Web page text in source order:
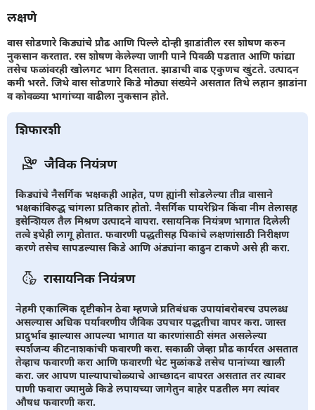
लक्षणे
वास सोडणारे किड्यांचे प्रौढ आणि पिल्ले दोन्ही झाडांतील रस शोषण करुन
नुकसान करतात. रस शोषण केलेल्या जागी पाने पिवळी पडतात आणि फांद्या
तसेच फळांवरही खोलगट भाग दिसतात. झाडाची वाढ एकुणच खुंटते. उत्पादन
कमी भरते. जिथे वास सोडणारे किडे मोठ्या संख्येने असतात तिथे लहान झाडांना
व कोवळ्या भागांच्या वाढीला नुकसान होते.
शिफारशी
जैविक नियंत्रण
किड्यांचे नैसर्गिक भक्षकही आहेत, पण ह्यांनी सोडलेल्या तीव्र वासाने
भक्षकांविरुद्ध चांगला प्रतिकार होतो. नैसर्गिक पायरेथ्रिन किंवा नीम तेलासह
इसेन्शियल तैल मिश्रण उत्पादने वापरा. रसायनिक नियंत्रण भागात दिलेली
तत्वे इथेही लागू होतात. फवारणी पद्धतीसह पिकांचे लक्षणांसाठी निरीक्षण
करणे तसेच सापडल्यास किडे आणि अंड्यांना काढुन टाकणे असे ही करा.
रासायनिक नियंत्रण
नेहमी एकात्मिक दृष्टीकोन ठेवा म्हणजे प्रतिबंधक उपायांबरोबरच उपलब्ध
असल्यास अधिक पर्यावरणीय जैविक उपचार पद्धतीचा वापर करा. जास्त
प्रादुर्भाव झाल्यास आपल्या भागात या कारणांसाठी संमत असलेल्या
स्पर्शजन्य कीटनाशकांची फवारणी करा. सकाळी जेव्हा प्रौढ कार्यरत असतात
तेव्हाच फवारणी करा आणि फवारणी थेट मुळांकडे तसेच पानांच्या खाली
करा. जर आपण पाल्यापाचोळ्याचे आच्छादन वापरत असतात तर त्यावर
पाणी फवारा ज्यामुळे किडे लपायच्या जागेतुन बाहेर पडतील मग त्यांवर
औषध फवारणी करा.